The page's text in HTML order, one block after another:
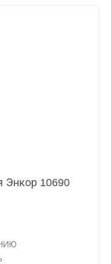
Энкор 10690